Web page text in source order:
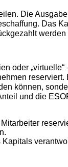
Die
Das
oder
können,
und die